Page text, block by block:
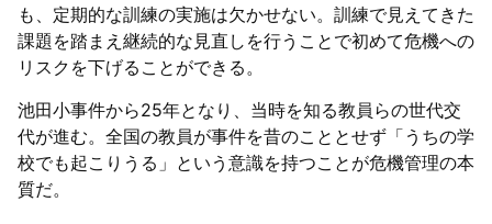
も、定期的な訓練の実施は欠かせない。訓練で見えてきた
課題を踏まえ継続的な見直しを行うことで初めて危機への
リスクを下げることができる。
池田小事件から25年となり、当時を知る教員らの世代交
代が進む。全国の教員が事件を昔のこととせず「うちの学
校でも起こりうる」という意識を持つことが危機管理の本
質だ。